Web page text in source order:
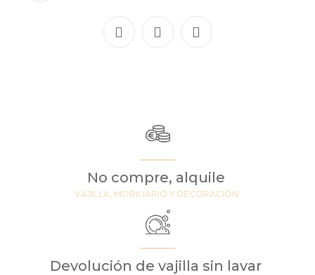
No compre, alquile
VAJILLA, MOBILIARIO Y DECORACIÓN
Devolución de vajilla sin lavar